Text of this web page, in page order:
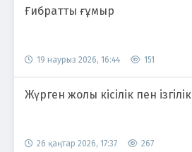
Ғибратты ғұмыр
19 наурыз 2026, 16:44 151
Жүрген жолы кісілік пен ізгілік
26 қаңтар 2026, 17:37 267